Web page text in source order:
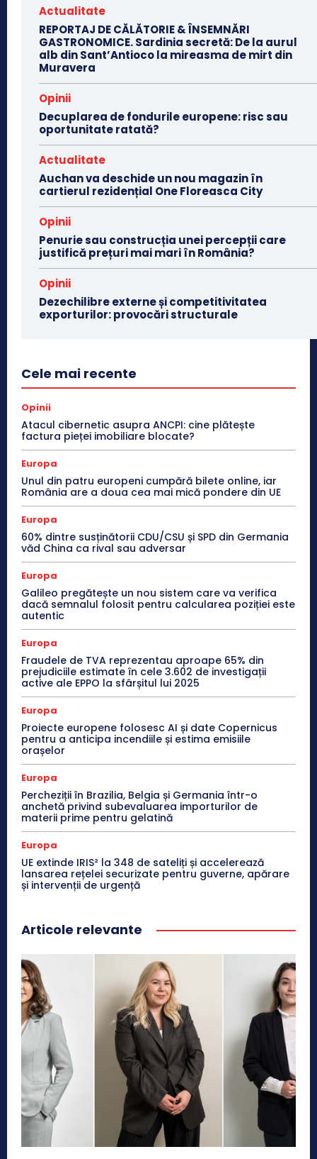
Actualitate
REPORTAJ DE CĂLĂTORIE & ÎNSEMNĂRI
GASTRONOMICE. Sardinia secretă: De la aurul
alb din Sant’Antioco la mireasma de mirt din
Muravera
Opinii
Decuplarea de fondurile europene: risc sau
oportunitate ratată?
Actualitate
Auchan va deschide un nou magazin în
cartierul rezidențial One Floreasca City
Opinii
Penurie sau construcția unei percepții care
justifică prețuri mai mari în România?
Opinii
Dezechilibre externe și competitivitatea
exporturilor: provocări structurale
Cele mai recente
Opinii
Atacul cibernetic asupra ANCPI: cine plătește
factura pieței imobiliare blocate?
Europa
Unul din patru europeni cumpără bilete online, iar
România are a doua cea mai mică pondere din UE
Europa
60% dintre susținătorii CDU/CSU și SPD din Germania
văd China ca rival sau adversar
Europa
Galileo pregătește un nou sistem care va verifica
dacă semnalul folosit pentru calcularea poziției este
autentic
Europa
Fraudele de TVA reprezentau aproape 65% din
prejudiciile estimate în cele 3.602 de investigații
active ale EPPO la sfârșitul lui 2025
Europa
Proiecte europene folosesc AI și date Copernicus
pentru a anticipa incendiile și estima emisiile
orașelor
Europa
Percheziții în Brazilia, Belgia și Germania într-o
anchetă privind subevaluarea importurilor de
materii prime pentru gelatină
Europa
UE extinde IRIS² la 348 de sateliți și accelerează
lansarea rețelei securizate pentru guverne, apărare
și intervenții de urgență
Articole relevante